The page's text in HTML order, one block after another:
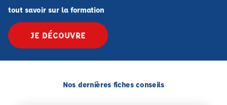
tout savoir sur la formation
JE DÉCOUVRE
Nos dernières fiches conseils